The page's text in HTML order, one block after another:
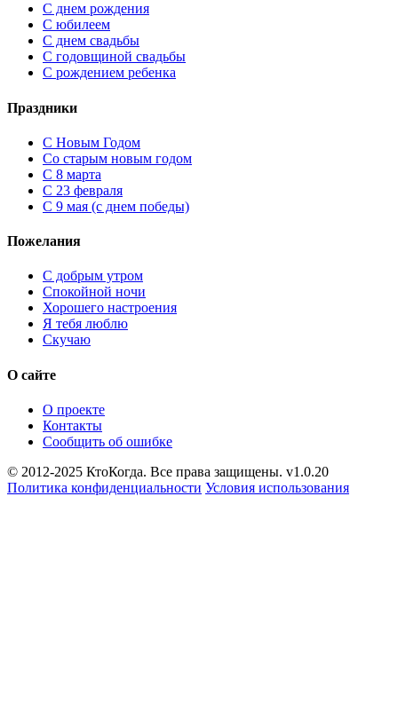
С днем рождения
С юбилеем
С днем свадьбы
С годовщиной свадьбы
С рождением ребенка
Праздники
C Новым Годом
Cо старым новым годом
С 8 марта
С 23 февраля
С 9 мая (с днем победы)
Пожелания
С добрым утром
Спокойной ночи
Хорошего настроения
Я тебя люблю
Скучаю
О сайте
О проекте
Контакты
Сообщить об ошибке
© 2012-2025 КтоКогда. Все права защищены. v1.0.20
Политика конфиденциальности Условия использования